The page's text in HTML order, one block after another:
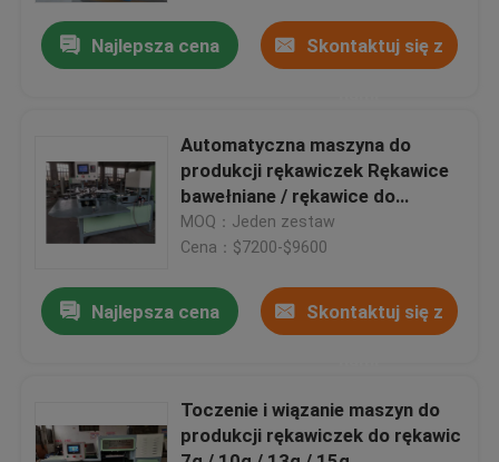
Najlepsza cena Skontaktuj się z
Automatyczna maszyna do
produkcji rękawiczek Rękawice
bawełniane / rękawice do
prasowania i formowania
MOQ：Jeden zestaw
Cena：$7200-$9600
Najlepsza cena Skontaktuj się z
Toczenie i wiązanie maszyn do
produkcji rękawiczek do rękawic